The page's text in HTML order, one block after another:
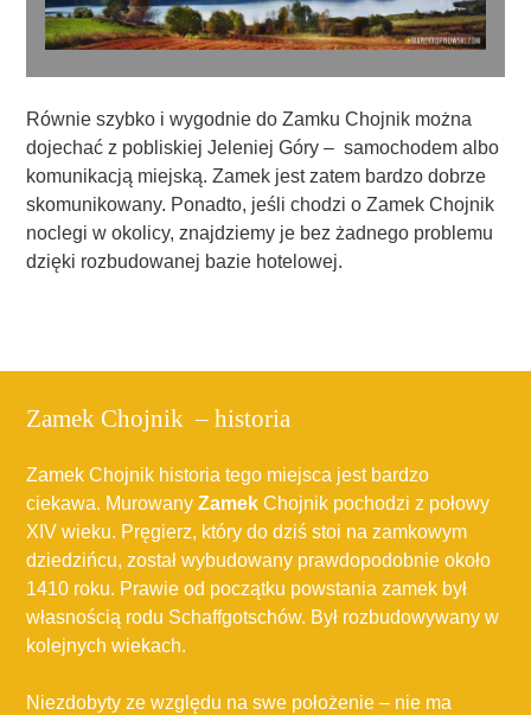
Równie szybko i wygodnie do Zamku Chojnik można
dojechać z pobliskiej Jeleniej Góry – samochodem albo
komunikacją miejską. Zamek jest zatem bardzo dobrze
skomunikowany. Ponadto, jeśli chodzi o Zamek Chojnik
noclegi w okolicy, znajdziemy je bez żadnego problemu
dzięki rozbudowanej bazie hotelowej.
Zamek Chojnik – historia
Zamek Chojnik historia tego miejsca jest bardzo
ciekawa. MurowanyZamek Chojnik pochodzi z połowy
XIV wieku. Pręgierz, który do dziś stoi na zamkowym
dziedzińcu, został wybudowany prawdopodobnie około
1410 roku. Prawie od początku powstania zamek był
własnością rodu Schaffgotschów. Był rozbudowywany w
kolejnych wiekach.
Niezdobyty ze względu na swe położenie – nie ma